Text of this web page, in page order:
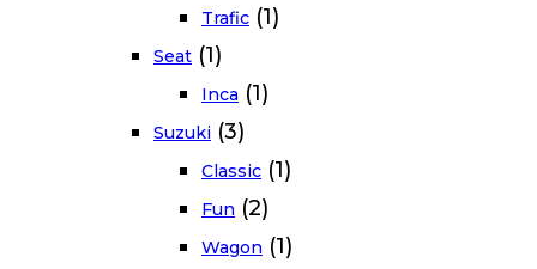
Trafic (1)
Seat (1)
Inca (1)
Suzuki (3)
Classic (1)
Fun (2)
Wagon (1)